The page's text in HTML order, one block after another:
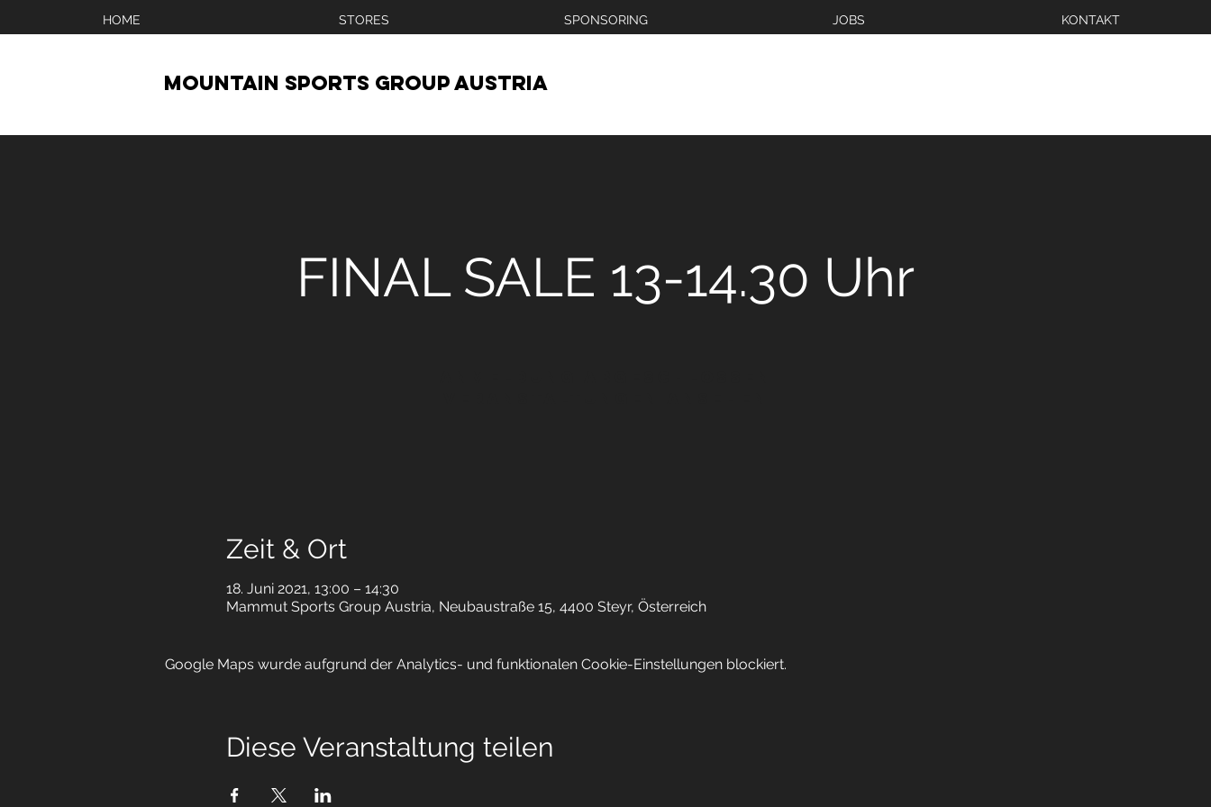
HOME STORES SPONSORING JOBS KONTAKT
MOUNTAIN SPORTS GROUP AUSTRIA
FINAL SALE 13-14.30 Uhr
Zeit & Ort
18. Juni 2021, 13:00 – 14:30
Mammut Sports Group Austria, Neubaustraße 15, 4400 Steyr, Österreich
Google Maps wurde aufgrund der Analytics- und funktionalen Cookie-Einstellungen blockiert.
Diese Veranstaltung teilen